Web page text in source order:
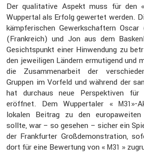
Der quali­ta­tive Aspekt muss für den «
Wuppertal als Erfolg gewertet werden.
kämpfe­ri­schen Gewerk­schaf­tern
(Frank­reich) und Jon aus dem
Gesichts­punkt einer Hinwen­dung zu
den jewei­ligen Ländern ermuti­gend und
die Zusam­men­ar­beit der
Gruppen im Vorfeld und während der
hat durchaus neue Perspek­tiven
eröffnet. Dem Wupper­taler « M31 »-
lokalen Beitrag zu den
sollte, war – so gesehen – sicher ein
der Frank­furter Großde­mons­tra­tion,
dort für eine Bewer­tung von « M31 »